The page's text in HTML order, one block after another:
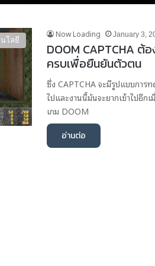
โลยี
Now Loading January 3,
DOOM CAPTCHA ต้
ครบเพื่อยืนยันตัวตน
ซึ่ง CAPTCHA จะมีรูปแบบการ
ไปและงานนี้มันจะยากเข้าไปอีก
เกม DOOM
อ่านต่อ